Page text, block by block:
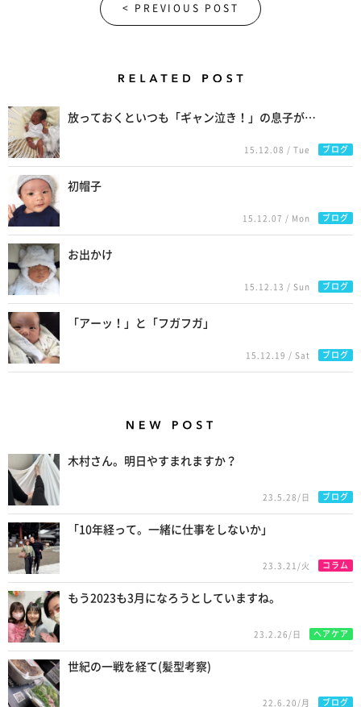
< PREVIOUS POST
放っておくといつも「ギャン泣き！」の息子が…
15.12.08 / Tue ブログ
初帽子
15.12.07 / Mon ブログ
お出かけ
15.12.13 / Sun ブログ
「アーッ！」と「フガフガ」
15.12.19 / Sat ブログ
木村さん。明日やすまれますか？
23.5.28/日 ブログ
「10年経って。一緒に仕事をしないか」
23.3.21/火 コラム
もう2023も3月になろうとしていますね。
23.2.26/日 ヘアケア
世紀の一戦を経て(髪型考察)
22.6.20/月 ブログ